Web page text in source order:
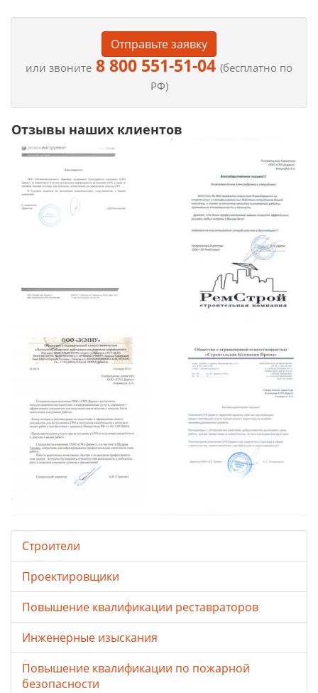
Отправьте заявку
или звоните 8 800 551-51-04 (бесплатно по
РФ)
Отзывы наших клиентов
Строители
Проектировщики
Повышение квалификации реставраторов
Инженерные изыскания
Повышение квалификации по пожарной
безопасности